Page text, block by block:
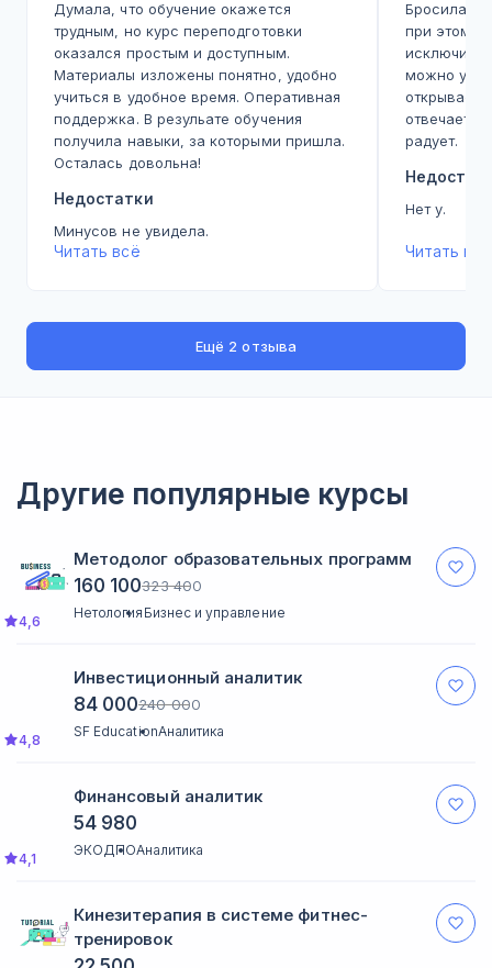
Думала, что обучение окажется
трудным, но курс переподготовки
оказался простым и доступным.
Материалы изложены понятно, удобно
учиться в удобное время. Оперативная
поддержка. В резульате обучения
получила навыки, за которыми пришла.
Осталась довольна!
Недостатки
Минусов не увидела.
Читать всё
Бросилась
при этом
можно
отвечает
радует.
Нет у.
Читать всё
Ещё 2 отзыва
Другие популярные курсы
Методолог образовательных программ
Нетология Бизнес и управление
4,6
160 100323 400
Инвестиционный аналитик
SF EducationАналитика
4,8
84 000240 000
Финансовый аналитик
ЭКОДПОАналитика
4,1
54 980
Кинезитерапия в системе фитнес-
тренировок